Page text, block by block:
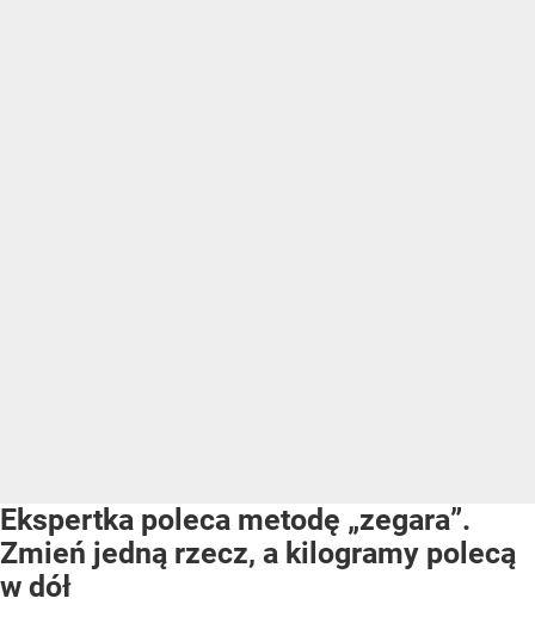
Ekspertka poleca metodę „zegara”.
Zmień jedną rzecz, a kilogramy polecą
w dół